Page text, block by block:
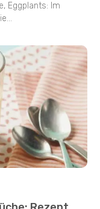
Eggplants: Im